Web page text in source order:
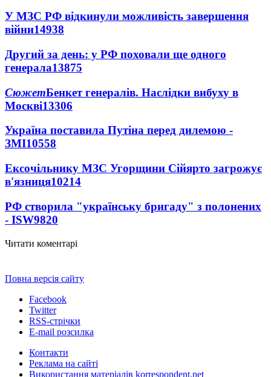
У МЗС РФ відкинули можливість завершення
війни14938
Другий за день: у РФ поховали ще одного
генерала13875
СюжетБенкет генералів. Наслідки вибуху в
Москві13306
Україна поставила Путіна перед дилемою -
ЗМІ10558
Ексочільнику МЗС Угорщини Сійярто загрожує
в'язниця10214
РФ створила "українську бригаду" з полонених
- ISW9820
Читати коментарі
Повна версія сайту
Facebook
Twitter
RSS-стрічки
E-mail розсилка
Контакти
Реклама на сайті
Використання матеріалів korrespondent.net